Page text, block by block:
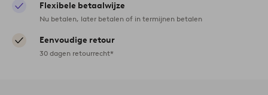
Flexibele betaalwijze
Nu betalen, later betalen of in termijnen betalen
Eenvoudige retour
30 dagen retourrecht*